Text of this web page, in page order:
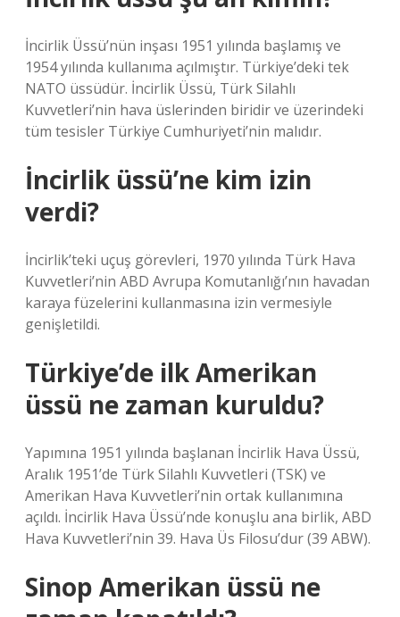
İncirlik Üssü’nün inşası 1951 yılında başlamış ve
1954 yılında kullanıma açılmıştır. Türkiye’deki tek
NATO üssüdür. İncirlik Üssü, Türk Silahlı
Kuvvetleri’nin hava üslerinden biridir ve üzerindeki
tüm tesisler Türkiye Cumhuriyeti’nin malıdır.
İncirlik üssü’ne kim izin
verdi?
İncirlik’teki uçuş görevleri, 1970 yılında Türk Hava
Kuvvetleri’nin ABD Avrupa Komutanlığı’nın havadan
karaya füzelerini kullanmasına izin vermesiyle
genişletildi.
Türkiye’de ilk Amerikan
üssü ne zaman kuruldu?
Yapımına 1951 yılında başlanan İncirlik Hava Üssü,
Aralık 1951’de Türk Silahlı Kuvvetleri (TSK) ve
Amerikan Hava Kuvvetleri’nin ortak kullanımına
açıldı. İncirlik Hava Üssü’nde konuşlu ana birlik, ABD
Hava Kuvvetleri’nin 39. Hava Üs Filosu’dur (39 ABW).
Sinop Amerikan üssü ne